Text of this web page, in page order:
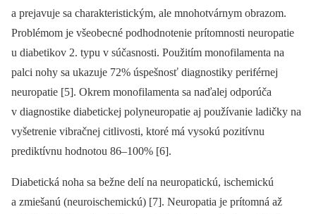
a prejavuje sa charakteristickým, ale mnohotvárnym obrazom.
Problémom je všeobecné podhodnotenie prítomnosti neuropatie
u diabetikov 2. typu v súčasnosti. Použitím monofilamenta na
palci nohy sa ukazuje 72% úspešnosť diagnostiky periférnej
neuropatie [5]. Okrem monofilamenta sa naďalej odporúča
v diagnostike diabetickej polyneuropatie aj používanie ladičky na
vyšetrenie vibračnej citlivosti, ktoré má vysokú pozitívnu
prediktívnu hodnotou 86–100% [6].
Diabetická noha sa bežne delí na neuropatickú, ischemickú
a zmiešanú (neuroischemickú) [7]. Neuropatia je prítomná až